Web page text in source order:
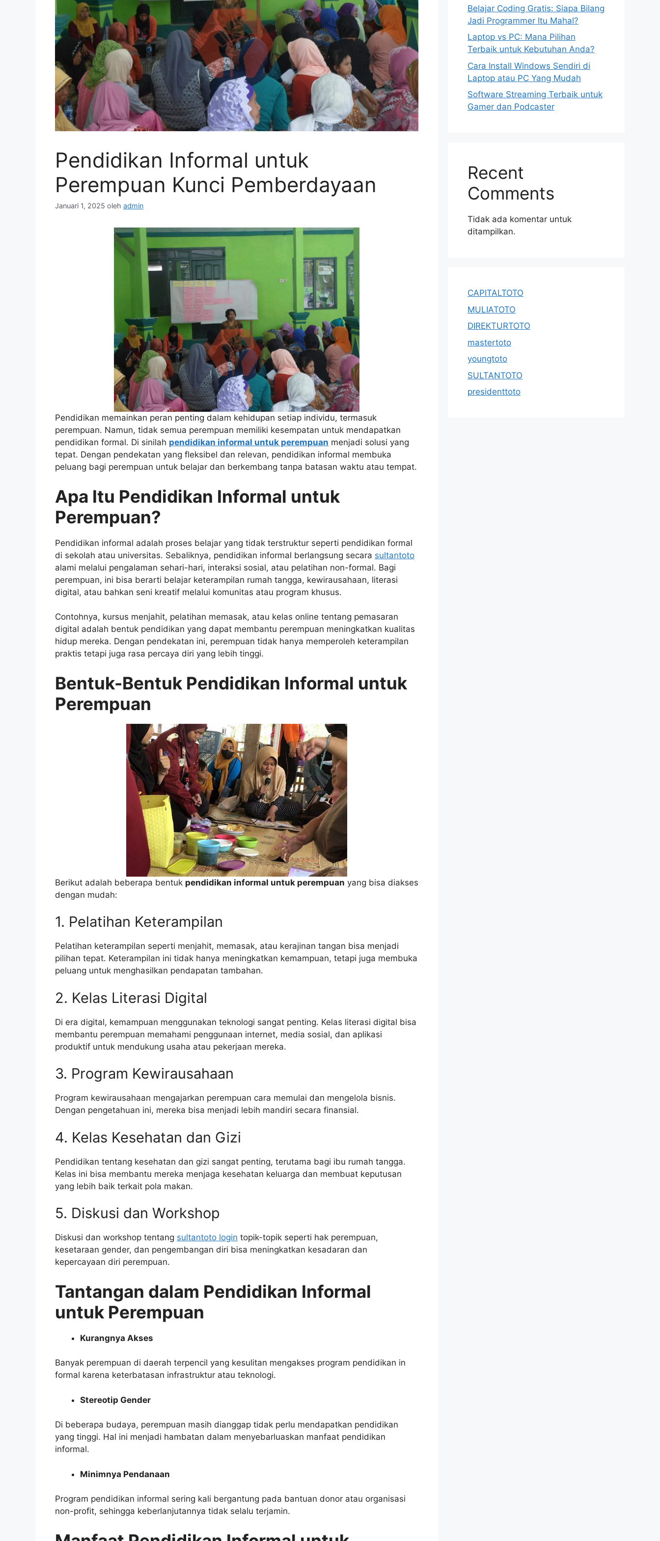
Pendidikan Informal untuk
Perempuan Kunci Pemberdayaan
Januari 1, 2025 oleh admin
Pendidikan memainkan peran penting dalam kehidupan setiap individu, termasuk
perempuan. Namun, tidak semua perempuan memiliki kesempatan untuk mendapatkan
pendidikan formal. Di sinilah pendidikan informal untuk perempuan menjadi solusi yang
tepat. Dengan pendekatan yang fleksibel dan relevan, pendidikan informal membuka
peluang bagi perempuan untuk belajar dan berkembang tanpa batasan waktu atau tempat.
Apa Itu Pendidikan Informal untuk
Perempuan?
Pendidikan informal adalah proses belajar yang tidak terstruktur seperti pendidikan formal
di sekolah atau universitas. Sebaliknya, pendidikan informal berlangsung secara sultantoto
alami melalui pengalaman sehari-hari, interaksi sosial, atau pelatihan non-formal. Bagi
perempuan, ini bisa berarti belajar keterampilan rumah tangga, kewirausahaan, literasi
digital, atau bahkan seni kreatif melalui komunitas atau program khusus.
Contohnya, kursus menjahit, pelatihan memasak, atau kelas online tentang pemasaran
digital adalah bentuk pendidikan yang dapat membantu perempuan meningkatkan kualitas
hidup mereka. Dengan pendekatan ini, perempuan tidak hanya memperoleh keterampilan
praktis tetapi juga rasa percaya diri yang lebih tinggi.
Bentuk-Bentuk Pendidikan Informal untuk
Perempuan
Berikut adalah beberapa bentuk pendidikan informal untuk perempuan yang bisa diakses
dengan mudah:
1. Pelatihan Keterampilan
Pelatihan keterampilan seperti menjahit, memasak, atau kerajinan tangan bisa menjadi
pilihan tepat. Keterampilan ini tidak hanya meningkatkan kemampuan, tetapi juga membuka
peluang untuk menghasilkan pendapatan tambahan.
2. Kelas Literasi Digital
Di era digital, kemampuan menggunakan teknologi sangat penting. Kelas literasi digital bisa
membantu perempuan memahami penggunaan internet, media sosial, dan aplikasi
produktif untuk mendukung usaha atau pekerjaan mereka.
3. Program Kewirausahaan
Program kewirausahaan mengajarkan perempuan cara memulai dan mengelola bisnis.
Dengan pengetahuan ini, mereka bisa menjadi lebih mandiri secara finansial.
4. Kelas Kesehatan dan Gizi
Pendidikan tentang kesehatan dan gizi sangat penting, terutama bagi ibu rumah tangga.
Kelas ini bisa membantu mereka menjaga kesehatan keluarga dan membuat keputusan
yang lebih baik terkait pola makan.
5. Diskusi dan Workshop
Diskusi dan workshop tentang sultantoto login topik-topik seperti hak perempuan,
kesetaraan gender, dan pengembangan diri bisa meningkatkan kesadaran dan
kepercayaan diri perempuan.
Tantangan dalam Pendidikan Informal
untuk Perempuan
Kurangnya Akses
Banyak perempuan di daerah terpencil yang kesulitan mengakses program pendidikan in
formal karena keterbatasan infrastruktur atau teknologi.
Stereotip Gender
Di beberapa budaya, perempuan masih dianggap tidak perlu mendapatkan pendidikan
yang tinggi. Hal ini menjadi hambatan dalam menyebarluaskan manfaat pendidikan
informal.
Minimnya Pendanaan
Program pendidikan informal sering kali bergantung pada bantuan donor atau organisasi
non-profit, sehingga keberlanjutannya tidak selalu terjamin.
Belajar Coding Gratis: Siapa Bilang
Jadi Programmer Itu Mahal?
Laptop vs PC: Mana Pilihan
Terbaik untuk Kebutuhan Anda?
Cara Install Windows Sendiri di
Laptop atau PC Yang Mudah
Software Streaming Terbaik untuk
Gamer dan Podcaster
Recent
Comments
Tidak ada komentar untuk
ditampilkan.
CAPITALTOTO
MULIATOTO
DIREKTURTOTO
mastertoto
youngtoto
SULTANTOTO
presidenttoto